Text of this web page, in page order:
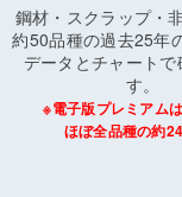
鋼材・スクラップ・
約50品種の過去25年
データとチャートで
す。
※電子版プレミアム
ほぼ全品種の約